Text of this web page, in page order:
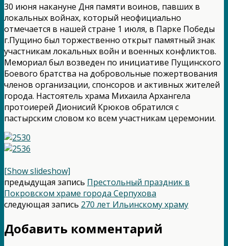
30 июня накануне Дня памяти воинов, павших в
локальных войнах, который неофициально
отмечается в нашей стране 1 июля, в Парке Победы
г.Пущино был торжественно открыт памятный знак
участникам локальных войн и военных конфликтов.
Мемориал был возведен по инициативе Пущинского
Боевого братства на добровольные пожертвования
членов организации, спонсоров и активных жителей
города. Настоятель храма Михаила Архангела
протоиерей Дионисий Крюков обратился с
пастырским словом ко всем участникам церемонии.
[Show slideshow]
предыдущая запись Престольный праздник в
Покровском храме города Серпухова
следующая запись 270 лет Ильинскому храму
Добавить комментарий